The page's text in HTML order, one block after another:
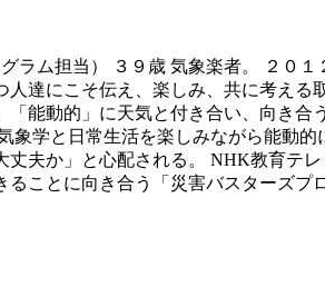
ム担当） ３９歳 気象楽者。 ２０１
達にこそ伝え、楽しみ、共に考える
能動的」に天気と付き合い、向き合
学と日常生活を楽しみながら能動
夫か」と心配される。 NHK教育テ
ことに向き合う「災害バスターズプ